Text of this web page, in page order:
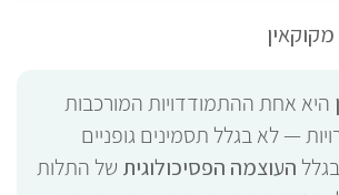
היא אחת ההתמודדויות המורכבות
— לא בגלל תסמינים גופניים
העוצמה הפסיכולוגית של התלות